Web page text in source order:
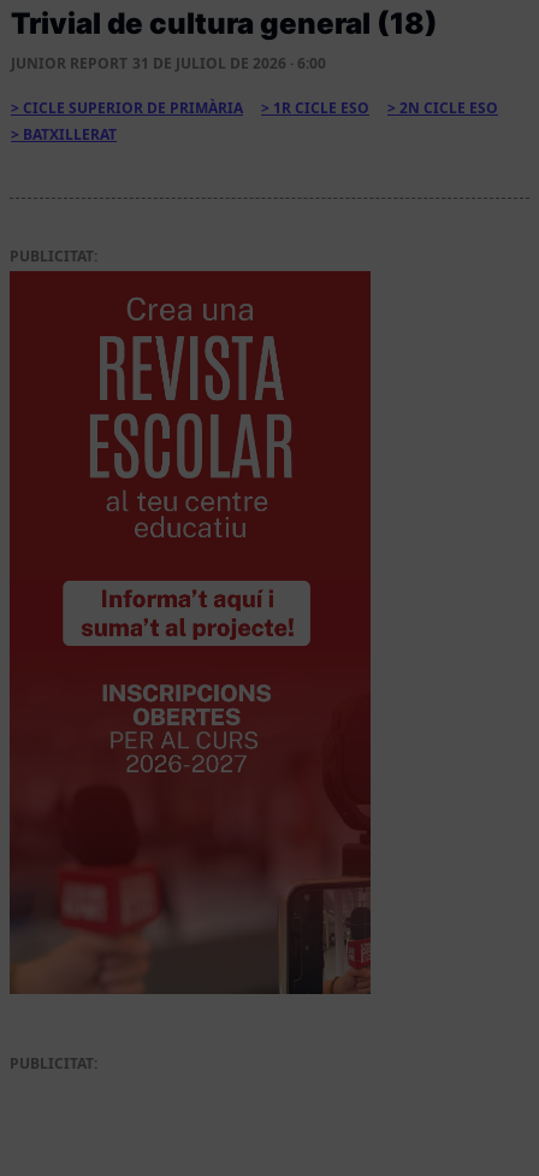
Trivial de cultura general (18)
JUNIOR REPORT 31 DE JULIOL DE 2026 · 6:00
CICLE SUPERIOR DE PRIMÀRIA 1R CICLE ESO
2N CICLE ESO
BATXILLERAT
PUBLICITAT:
PUBLICITAT: